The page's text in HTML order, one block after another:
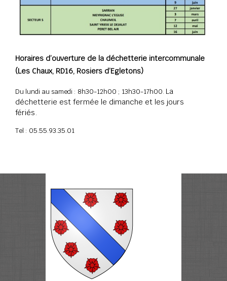
Horaires d’ouverture de la déchetterie intercommunale
(Les Chaux, RD16, Rosiers d’Egletons)
Du lundi au samedi : 8h30-12h00 ; 13h30-17h00. La
déchetterie est fermée le dimanche et les jours
fériés.
Tel : 05.55.93.35.01